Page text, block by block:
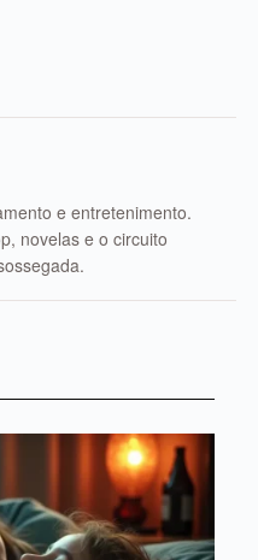
e entretenimento.
novelas e o circuito